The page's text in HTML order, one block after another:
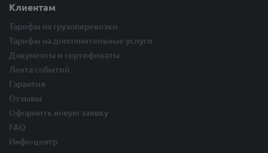
Клиентам
Тарифы на грузоперевозки
Тарифы на дополнительные услуги
Документы и сертификаты
Лента событий
Гарантия
Отзывы
Оформить новую заявку
FAQ
Инфо-центр